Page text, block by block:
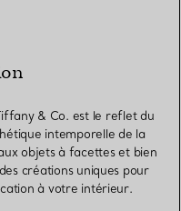
& Co. est le reflet du
intemporelle de la
objets à facettes et bien
créations uniques pour
à votre intérieur.